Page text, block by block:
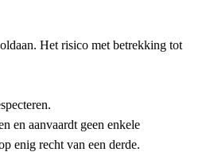
Het risico met betrekking tot
en aanvaardt geen enkele
enig recht van een derde.